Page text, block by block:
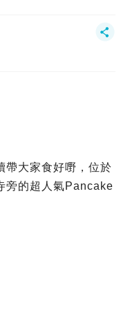
帶大家食好嘢，位於
旁的超人氣Pancake